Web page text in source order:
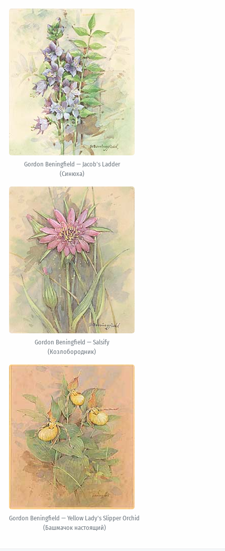
Gordon Beningfield — Jacob's Ladder
(Синюха)
Gordon Beningfield — Salsify
(Козлобородник)
Gordon Beningfield — Yellow Lady's Slipper Orchid
(Башмачок настоящий)